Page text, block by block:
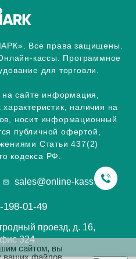
Все права защищены.
кассы. Программное
для торговли.
сайте информация,
наличия на
носит информационный
публичной офертой,
Статьи 437(2)
кодекса РФ.
sales@online-kassa.info
198-01-49
проезд, д. 16,
324
сайтом, вы
ваших файлов